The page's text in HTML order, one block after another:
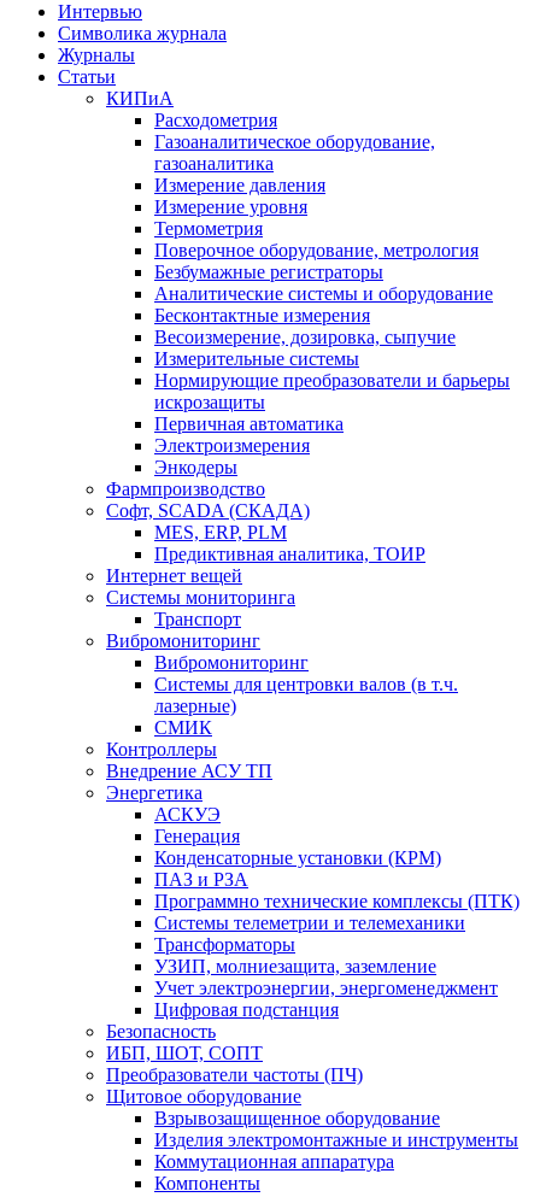
Интервью
Символика журнала
Журналы
Статьи
КИПиА
Расходометрия
Газоаналитическое оборудование,
газоаналитика
Измерение давления
Измерение уровня
Термометрия
Поверочное оборудование, метрология
Безбумажные регистраторы
Аналитические системы и оборудование
Бесконтактные измерения
Весоизмерение, дозировка, сыпучие
Измерительные системы
Нормирующие преобразователи и барьеры
искрозащиты
Первичная автоматика
Электроизмерения
Энкодеры
Фармпроизводство
Софт, SCADA (СКАДА)
MES, ERP, PLM
Предиктивная аналитика, ТОИР
Интернет вещей
Системы мониторинга
Транспорт
Вибромониторинг
Вибромониторинг
Системы для центровки валов (в т.ч.
лазерные)
СМИК
Контроллеры
Внедрение АСУ ТП
Энергетика
АСКУЭ
Генерация
Конденсаторные установки (КРМ)
ПАЗ и РЗА
Программно технические комплексы (ПТК)
Системы телеметрии и телемеханики
Трансформаторы
УЗИП, молниезащита, заземление
Учет электроэнергии, энергоменеджмент
Цифровая подстанция
Безопасность
ИБП, ШОТ, СОПТ
Преобразователи частоты (ПЧ)
Щитовое оборудование
Взрывозащищенное оборудование
Изделия электромонтажные и инструменты
Коммутационная аппаратура
Компоненты